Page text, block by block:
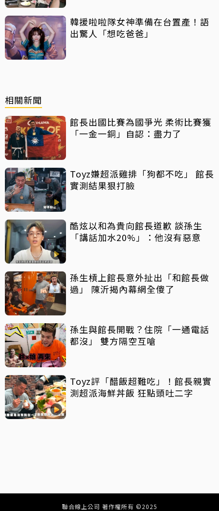
韓援啦啦隊女神準備在台置產！語
出驚人「想吃爸爸」
相關新聞
館長出國比賽為國爭光 柔術比賽獲
「一金一銅」自認：盡力了
Toyz嫌超派雞排「狗都不吃」 館長
實測結果狠打臉
酷炫以和為貴向館長道歉 談孫生
「講話加水20%」：他沒有惡意
孫生槓上館長意外扯出「和館長做
過」 陳沂揭內幕網全傻了
孫生與館長開戰？住院「一通電話
都沒」 雙方隔空互嗆
Toyz評「醋飯超難吃」！館長親實
測超派海鮮丼飯 狂點頭吐二字
聯合線上公司 著作權所有 ©2025